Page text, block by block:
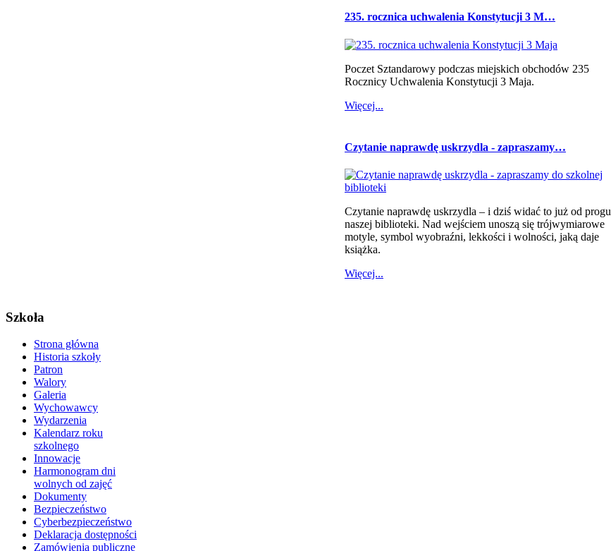
235. rocznica uchwalenia Konstytucji 3 M…
Poczet Sztandarowy podczas miejskich obchodów 235
Rocznicy Uchwalenia Konstytucji 3 Maja.
Więcej...
Czytanie naprawdę uskrzydla - zapraszamy…
Czytanie naprawdę uskrzydla – i dziś widać to już od progu
naszej biblioteki. Nad wejściem unoszą się trójwymiarowe
motyle, symbol wyobraźni, lekkości i wolności, jaką daje
książka.
Więcej...
Szkoła
Strona główna
Historia szkoły
Patron
Walory
Galeria
Wychowawcy
Wydarzenia
Kalendarz roku
szkolnego
Innowacje
Harmonogram dni
wolnych od zajęć
Dokumenty
Bezpieczeństwo
Cyberbezpieczeństwo
Deklaracja dostępności
Zamówienia publiczne